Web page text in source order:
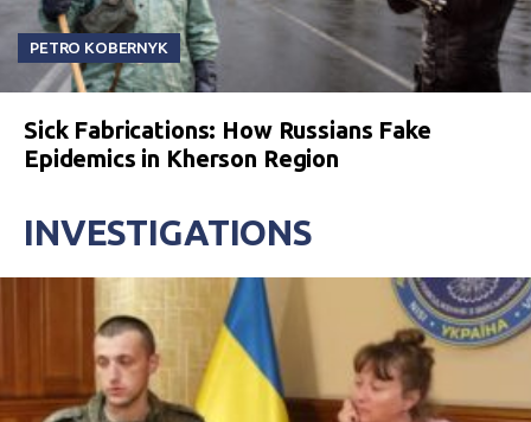
PETRO KOBERNYK
Sick Fabrications: How Russians Fake
Epidemics in Kherson Region
INVESTIGATIONS